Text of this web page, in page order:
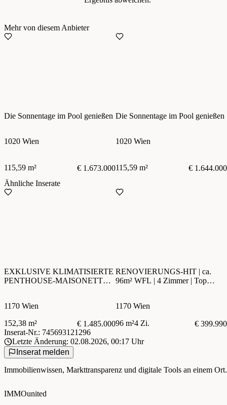
Mehr von diesem Anbieter
Die Sonnentage im Pool genießen
1020 Wien
115,59 m² € 1.673.000
Die Sonnentage im Pool genießen
1020 Wien
115,59 m²
€ 1.644.000
Ähnliche Inserate
EXKLUSIVE KLIMATISIERTE
PENTHOUSE-MAISONETTE
WALDRANDLAGE
1170 Wien
152,38 m²
€ 1.485.000
RENOVIERUNGS-HIT | ca.
96m² WFL | 4 Zimmer | Top
Ruhelage
1170 Wien
96 m²4 Zi.
€ 399.990
Inserat-Nr.: 745693121296
Letzte Änderung: 02.08.2026, 00:17 Uhr
Inserat melden
Immobilienwissen, Markttransparenz und digitale Tools an einem Ort.
IMMOunited